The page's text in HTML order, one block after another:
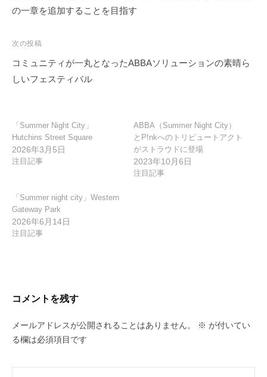
ナ
ゲ
ー
シ
の一章を追加することを目指す
次の投稿
コミュニティが一丸となったABBAソリューションの素晴ら
しいフェスティバル
「Summer Night City」
Hutchins Street Square
2026年3月5日
注目記事
ABBA（Summer Night City）
とP!nkへのトリビュートアクト
がストラウドに登場
2023年10月6日
注目記事
「Summer night city」Western
Gateway Park
2026年6月14日
注目記事
コメントを残す
メールアドレスが公開されることはありません。 ※ が付いてい
る欄は必須項目です